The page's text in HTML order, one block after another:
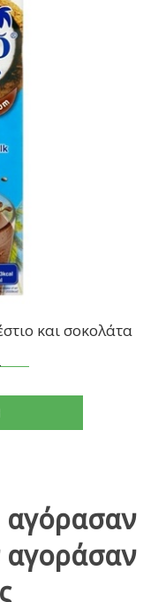
και σοκολάτα
αγόρασαν
αγοράσαν